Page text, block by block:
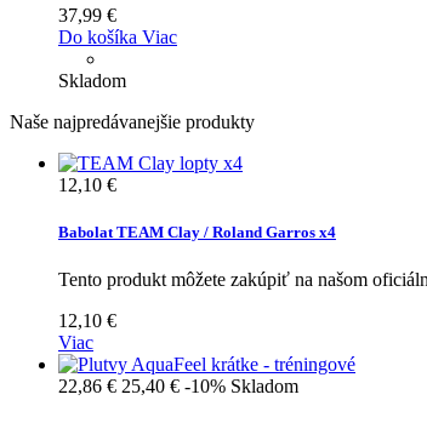
37,99 €
Do košíka Viac
Skladom
Naše najpredávanejšie produkty
12,10 €
Babolat TEAM Clay / Roland Garros x4
Tento produkt môžete zakúpiť na našom
12,10 €
Viac
22,86 € 25,40 € -10% Skladom